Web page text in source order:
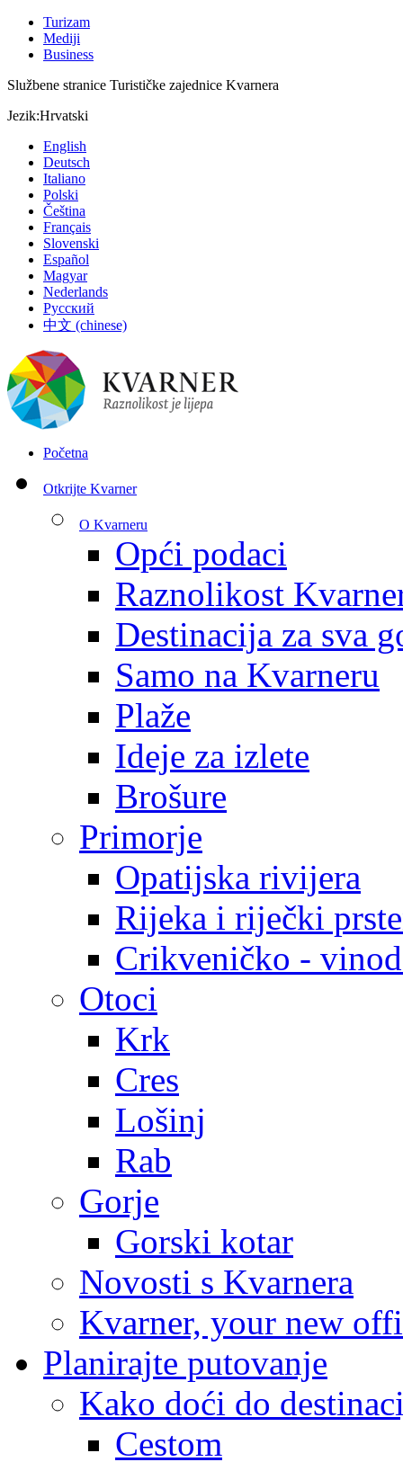
Turizam
Mediji
Business
Službene stranice Turističke zajednice Kvarnera
Jezik:Hrvatski
English
Deutsch
Italiano
Polski
Čeština
Français
Slovenski
Español
Magyar
Nederlands
Русский
中文 (chinese)
Početna
Otkrijte Kvarner
O Kvarneru
Opći podaci
Raznolikost
Destinacija za sva
Samo na Kvarneru
Plaže
Ideje za izlete
Brošure
Primorje
Opatijska rivijera
Rijeka i riječki
Crikveničko -
Otoci
Krk
Cres
Lošinj
Rab
Gorje
Gorski kotar
Novosti s Kvarnera
Kvarner, your new
Planirajte putovanje
Kako doći do
Cestom